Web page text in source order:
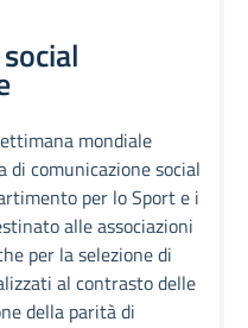
mondiale
di comunicazione social
per lo Sport e i
alle associazioni
per la selezione di
al contrasto delle
della parità di